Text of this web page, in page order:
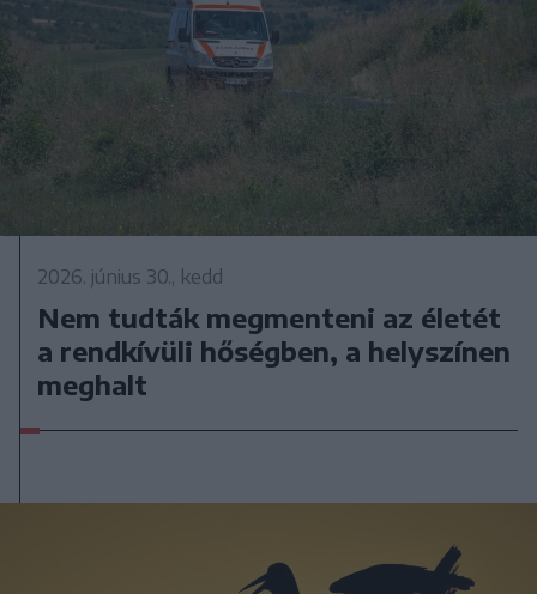
2026. június 30., kedd
Nem tudták megmenteni az életét
a rendkívüli hőségben, a helyszínen
meghalt